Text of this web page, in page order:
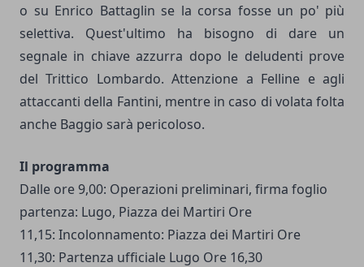
o su Enrico Battaglin se la corsa fosse un po' più
selettiva. Quest'ultimo ha bisogno di dare un
segnale in chiave azzurra dopo le deludenti prove
del Trittico Lombardo. Attenzione a Felline e agli
attaccanti della Fantini, mentre in caso di volata folta
anche Baggio sarà pericoloso.
Il programma
Dalle ore 9,00: Operazioni preliminari, ﬁrma foglio
partenza: Lugo, Piazza dei Martiri Ore
11,15: Incolonnamento: Piazza dei Martiri Ore
11,30: Partenza ufﬁciale Lugo Ore 16,30